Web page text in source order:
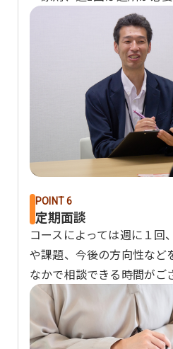
POINT 6
定期面談
コースによっては週に１回
や課題、今後の方向性など
なかで相談できる時間がご